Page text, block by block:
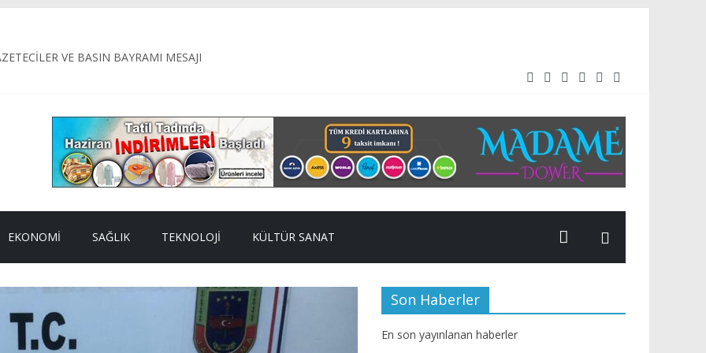
VE BASIN BAYRAMI MESAJI
Belediyesi, ilçe genelinde ulaşım konforunu artırmak amacıyla yürüttüğü üstyapı çalışmalarını aralıksız sürdürüyor.
KAMU HİZMETİDİR
EKONOMI SAĞLIK TEKNOLOJI KÜLTÜR SANAT
Son Haberler
En son yayınlanan haberler